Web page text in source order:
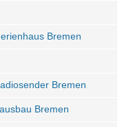
Bremen
Bremen
Bremen